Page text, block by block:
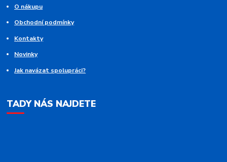
O nákupu
Obchodní podmínky
Kontakty
Novinky
Jak navázat spolupráci?
TADY NÁS NAJDETE